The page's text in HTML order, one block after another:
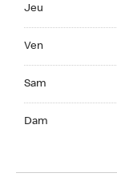
Jeu
Ven
Sam
Dam